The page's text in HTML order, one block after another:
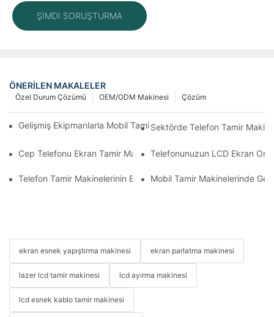
ŞIMDI SORUŞTURMA
ÖNERILEN MAKALELER
Çözüm
OEM/ODM Makinesi
Özel Durum Çözümü
Gelişmiş Ekipmanlarla Mobil Tamir İş Akışınızı Nasıl
Sektörde Telefon Tamir
Cep Telefonu Ekran Tamir Makineniz İçin Doğru Aksesuarları
Telefonunuzun LCD Ekran
Telefon Tamir Makinelerinin Ekran ve Batarya Değişiminde
Mobil Tamir Makinelerinde
ekran esnek yapıştırma makinesi ekran parlatma makinesi
lazer lcd tamir makinesi lcd ayırma makinesi
lcd esnek kablo tamir makinesi